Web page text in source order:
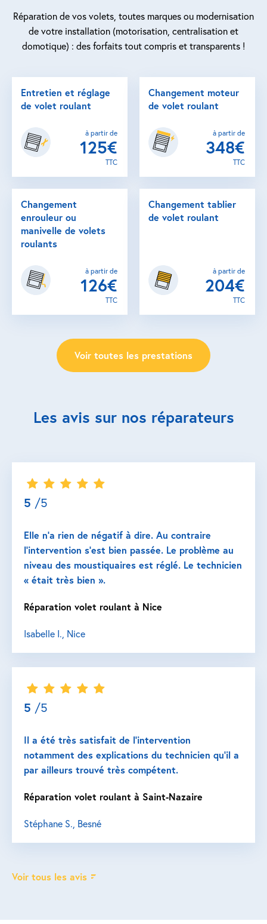
Réparation de vos volets, toutes marques ou modernisation
de votre installation (motorisation, centralisation et
domotique) : des forfaits tout compris et transparents !
Entretien et réglage
de volet roulant
à partir de
125€
TTC
Changement moteur
de volet roulant
à partir de
348€
TTC
Changement
enrouleur ou
manivelle de volets
roulants
à partir de
126€
TTC
Changement tablier
de volet roulant
à partir de
204€
TTC
Voir toutes les prestations
Les avis sur nos réparateurs
5 /5
Elle n’a rien de négatif à dire. Au contraire
l’intervention s’est bien passée. Le problème au
niveau des moustiquaires est réglé. Le technicien
« était très bien ».
Réparation volet roulant à Nice
Isabelle I., Nice
5 /5
Il a été très satisfait de l’intervention
notamment des explications du technicien qu’il a
par ailleurs trouvé très compétent.
Réparation volet roulant à Saint-Nazaire
Stéphane S., Besné
Voir tous les avis